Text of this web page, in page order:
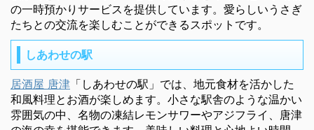
の一時預かりサービスを提供しています。愛らしいうさぎ
たちとの交流を楽しむことができるスポットです。
しあわせの駅
居酒屋 唐津 「しあわせの駅」では、地元食材を活かした
和風料理とお酒が楽しめます。小さな駅舎のような温かい
雰囲気の中、名物の凍結レモンサワーやアジフライ、唐津